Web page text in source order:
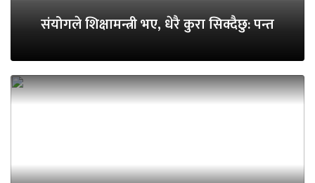
संयोगले शिक्षामन्त्री भए, धेरै कुरा सिक्दैछु: पन्त